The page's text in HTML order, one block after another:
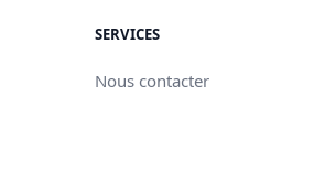
SERVICES
Nous contacter